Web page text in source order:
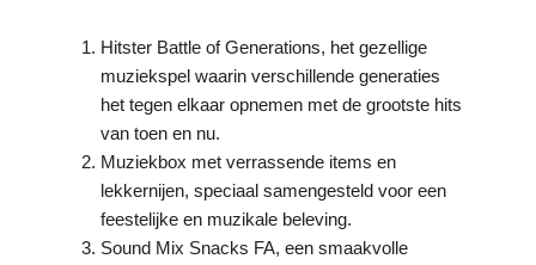
Hitster Battle of Generations, het gezellige
muziekspel waarin verschillende generaties
het tegen elkaar opnemen met de grootste hits
van toen en nu.
Muziekbox met verrassende items en
lekkernijen, speciaal samengesteld voor een
feestelijke en muzikale beleving.
Sound Mix Snacks FA, een smaakvolle